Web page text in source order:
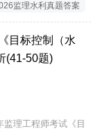
监理水利真题答案
目标控制（水
(41-50题)
监理工程师考试《目